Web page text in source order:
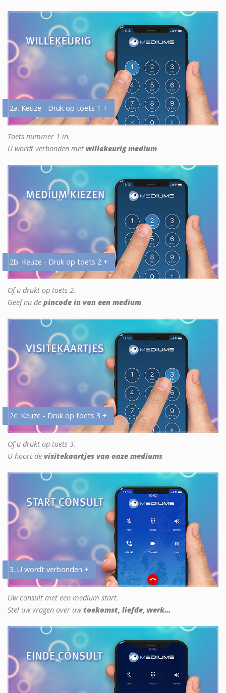
2a. Keuze - Druk op toets 1 +
Toets nummer 1 in.
U wordt verbonden met willekeurig medium
2b. Keuze - Druk op toets 2 +
Of u drukt op toets 2.
Geef nu de pincode in van een medium
2c. Keuze - Druk op toets 3 +
Of u drukt op toets 3.
U hoort de visitekaartjes van onze mediums
3. U wordt verbonden +
Uw consult met een medium start.
Stel uw vragen over uwtoekomst, liefde, werk...